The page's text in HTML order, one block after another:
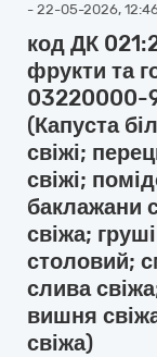
- 22-05-2026,
код ДК
фрукти та
03220000-9
(Капуста
свіжі;
свіжі;
баклажани
свіжа;
столовий;
слива
вишня
свіжа)